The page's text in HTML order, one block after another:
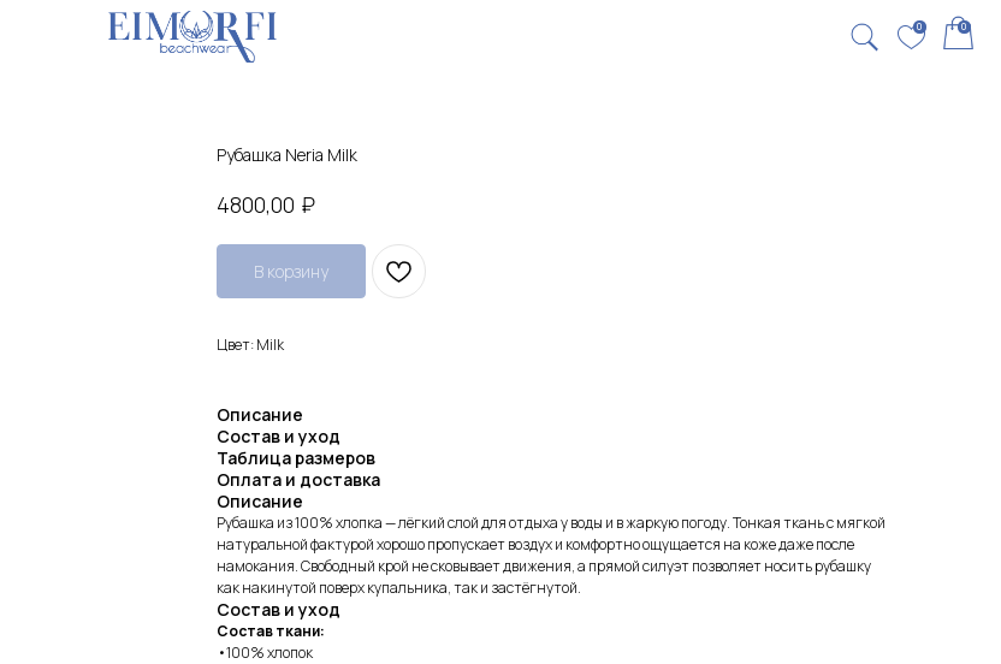
0
0
Рубашка Neria Milk
4800,00 ₽
В корзину
Цвет: Milk
Описание
Состав и уход
Таблица размеров
Оплата и доставка
Описание
Рубашка из 100% хлопка — лёгкий слой для отдыха у воды и в жаркую погоду. Тонкая ткань с мягкой
натуральной фактурой хорошо пропускает воздух и комфортно ощущается на коже даже после
намокания. Свободный крой не сковывает движения, а прямой силуэт позволяет носить рубашку
как накинутой поверх купальника, так и застёгнутой.
Состав и уход
Состав ткани:
•100% хлопок